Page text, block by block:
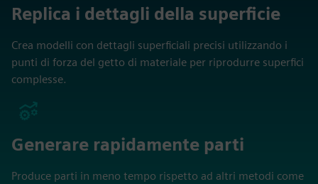
Replica i dettagli della superficie
Crea modelli con dettagli superficiali precisi utilizzando i
punti di forza del getto di materiale per riprodurre superfici
complesse.
Generare rapidamente parti
Produce parti in meno tempo rispetto ad altri metodi come